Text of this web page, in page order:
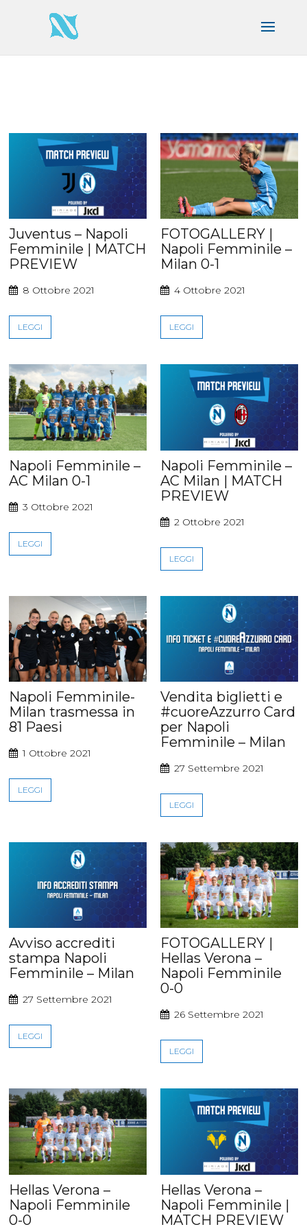
Juventus – Napoli
Femminile | MATCH
PREVIEW
8 Ottobre 2021
LEGGI
FOTOGALLERY |
Napoli Femminile –
Milan 0-1
4 Ottobre 2021
LEGGI
Napoli Femminile –
AC Milan 0-1
3 Ottobre 2021
LEGGI
Napoli Femminile –
AC Milan | MATCH
PREVIEW
2 Ottobre 2021
LEGGI
Napoli Femminile-
Milan trasmessa in
81 Paesi
1 Ottobre 2021
LEGGI
Vendita biglietti e
#cuoreAzzurro Card
per Napoli
Femminile – Milan
27 Settembre 2021
LEGGI
Avviso accrediti
stampa Napoli
Femminile – Milan
27 Settembre 2021
LEGGI
FOTOGALLERY |
Hellas Verona –
Napoli Femminile
0-0
26 Settembre 2021
LEGGI
Hellas Verona –
Napoli Femminile
0-0
Hellas Verona –
Napoli Femminile |
MATCH PREVIEW